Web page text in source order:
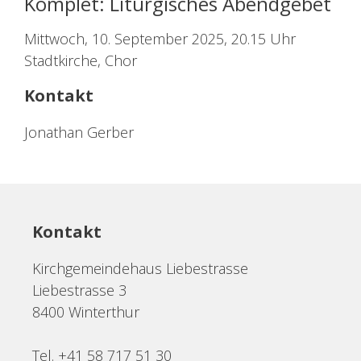
Mittwoch, 10. September 2025, 20.15 Uhr
Stadtkirche, Chor
Kontakt
Jonathan Gerber
Kontakt
Kirchgemeindehaus Liebestrasse
Liebestrasse 3
8400 Winterthur
Tel. +41 58 717 51 30